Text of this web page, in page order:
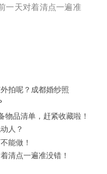
一天对着清点一遍准
拍呢？成都婚纱照
品清单，赶紧收藏啦！
人？
能做！
清点一遍准没错！